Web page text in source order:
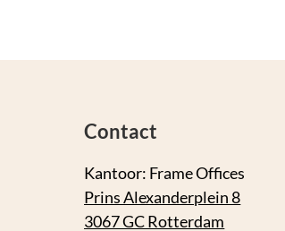
Contact
Kantoor: Frame Offices
Prins Alexanderplein 8
3067 GC Rotterdam